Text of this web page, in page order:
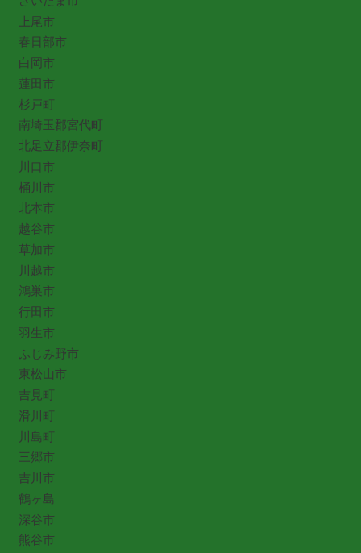
上尾市
春日部市
白岡市
蓮田市
杉戸町
南埼玉郡宮代町
北足立郡伊奈町
川口市
桶川市
北本市
越谷市
草加市
川越市
鴻巣市
行田市
羽生市
ふじみ野市
東松山市
吉見町
滑川町
川島町
三郷市
吉川市
鶴ヶ島
深谷市
熊谷市